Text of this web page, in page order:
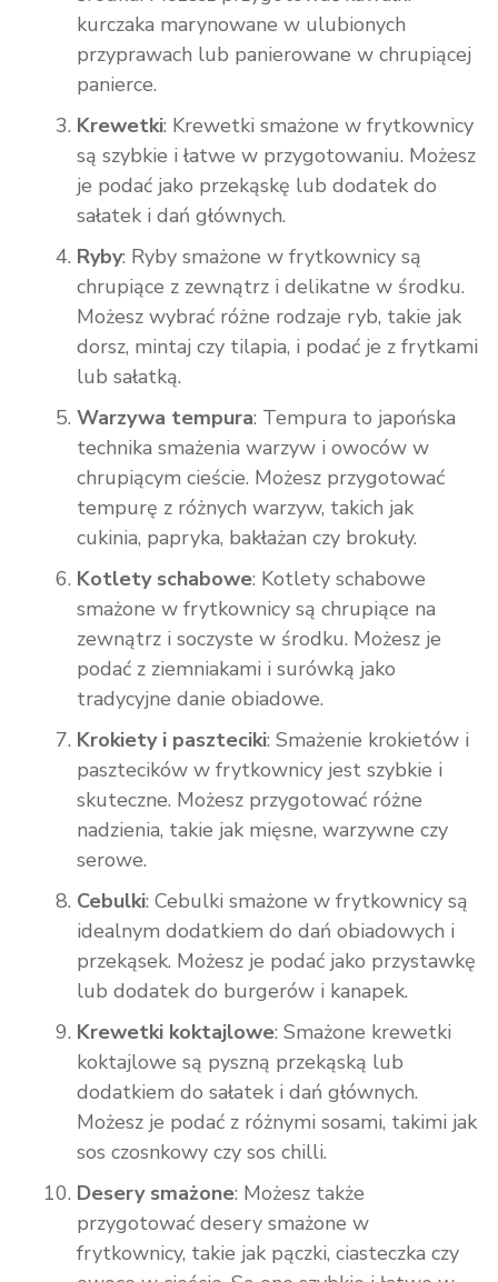
kurczaka marynowane w ulubionych
przyprawach lub panierowane w chrupiącej
panierce.
Krewetki: Krewetki smażone w frytkownicy
są szybkie i łatwe w przygotowaniu. Możesz
je podać jako przekąskę lub dodatek do
sałatek i dań głównych.
Ryby: Ryby smażone w frytkownicy są
chrupiące z zewnątrz i delikatne w środku.
Możesz wybrać różne rodzaje ryb, takie jak
dorsz, mintaj czy tilapia, i podać je z frytkami
lub sałatką.
Warzywa tempura: Tempura to japońska
technika smażenia warzyw i owoców w
chrupiącym cieście. Możesz przygotować
tempurę z różnych warzyw, takich jak
cukinia, papryka, bakłażan czy brokuły.
Kotlety schabowe: Kotlety schabowe
smażone w frytkownicy są chrupiące na
zewnątrz i soczyste w środku. Możesz je
podać z ziemniakami i surówką jako
tradycyjne danie obiadowe.
Krokiety i paszteciki: Smażenie krokietów i
pasztecików w frytkownicy jest szybkie i
skuteczne. Możesz przygotować różne
nadzienia, takie jak mięsne, warzywne czy
serowe.
Cebulki: Cebulki smażone w frytkownicy są
idealnym dodatkiem do dań obiadowych i
przekąsek. Możesz je podać jako przystawkę
lub dodatek do burgerów i kanapek.
Krewetki koktajlowe: Smażone krewetki
koktajlowe są pyszną przekąską lub
dodatkiem do sałatek i dań głównych.
Możesz je podać z różnymi sosami, takimi jak
sos czosnkowy czy sos chilli.
Desery smażone: Możesz także
przygotować desery smażone w
frytkownicy, takie jak pączki, ciasteczka czy